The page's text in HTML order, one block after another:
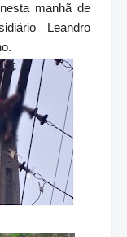
manhã de
Leandro